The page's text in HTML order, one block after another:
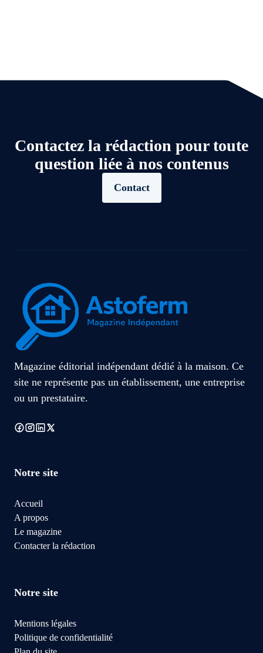
Contactez la rédaction pour toute
question liée à nos contenus
Contact
Magazine éditorial indépendant dédié à la maison. Ce
site ne représente pas un établissement, une entreprise
ou un prestataire.
Notre site
Accueil
A propos
Le magazine
Contacter la rédaction
Notre site
Mentions légales
Politique de confidentialité